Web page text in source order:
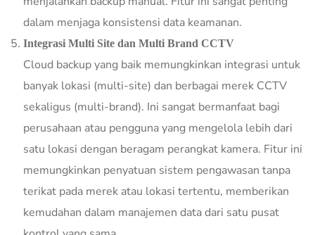
dalam menjaga konsistensi data keamanan.
Integrasi Multi Site dan Multi Brand CCTV
Cloud backup yang baik memungkinkan integrasi untuk
banyak lokasi (multi-site) dan berbagai merek CCTV
sekaligus (multi-brand). Ini sangat bermanfaat bagi
perusahaan atau pengguna yang mengelola lebih dari
satu lokasi dengan beragam perangkat kamera. Fitur ini
memungkinkan penyatuan sistem pengawasan tanpa
terikat pada merek atau lokasi tertentu, memberikan
kemudahan dalam manajemen data dari satu pusat